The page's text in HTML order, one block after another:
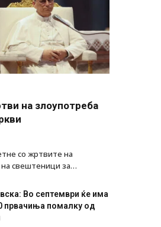
на злоупотреба
со жртвите на
на свештеници за…
Во септември ќе има
првачиња помалку од